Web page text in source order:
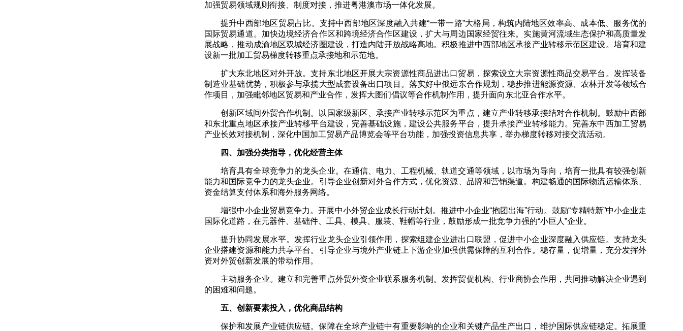
加强贸易领域规则衔接、制度对接，推进粤港澳市场一体化发展。
提升中西部地区贸易占比。支持中西部地区深度融入共建“一带一路”大格局，构筑内陆地区效率高、成本低、服务优的
国际贸易通道。加快边境经济合作区和跨境经济合作区建设，扩大与周边国家经贸往来。实施黄河流域生态保护和高质量发
展战略，推动成渝地区双城经济圈建设，打造内陆开放战略高地。积极推进中西部地区承接产业转移示范区建设。培育和建
设新一批加工贸易梯度转移重点承接地和示范地。
扩大东北地区对外开放。支持东北地区开展大宗资源性商品进出口贸易，探索设立大宗资源性商品交易平台。发挥装备
制造业基础优势，积极参与承揽大型成套设备出口项目。落实好中俄远东合作规划，稳步推进能源资源、农林开发等领域合
作项目，加强毗邻地区贸易和产业合作，发挥大图们倡议等合作机制作用，提升面向东北亚合作水平。
创新区域间外贸合作机制。以国家级新区、承接产业转移示范区为重点，建立产业转移承接结对合作机制。鼓励中西部
和东北重点地区承接产业转移平台建设，完善基础设施，建设公共服务平台，提升承接产业转移能力。完善东中西加工贸易
产业长效对接机制，深化中国加工贸易产品博览会等平台功能，加强投资信息共享，举办梯度转移对接交流活动。
四、加强分类指导，优化经营主体
培育具有全球竞争力的龙头企业。在通信、电力、工程机械、轨道交通等领域，以市场为导向，培育一批具有较强创新
能力和国际竞争力的龙头企业。引导企业创新对外合作方式，优化资源、品牌和营销渠道。构建畅通的国际物流运输体系、
资金结算支付体系和海外服务网络。
增强中小企业贸易竞争力。开展中小外贸企业成长行动计划。推进中小企业“抱团出海”行动。鼓励“专精特新”中小企业走
国际化道路，在元器件、基础件、工具、模具、服装、鞋帽等行业，鼓励形成一批竞争力强的“小巨人”企业。
提升协同发展水平。发挥行业龙头企业引领作用，探索组建企业进出口联盟，促进中小企业深度融入供应链。支持龙头
企业搭建资源和能力共享平台。引导企业与境外产业链上下游企业加强供需保障的互利合作。稳存量，促增量，充分发挥外
资对外贸创新发展的带动作用。
主动服务企业。建立和完善重点外贸外资企业联系服务机制。发挥贸促机构、行业商协会作用，共同推动解决企业遇到
的困难和问题。
五、创新要素投入，优化商品结构
保护和发展产业链供应链。保障在全球产业链中有重要影响的企业和关键产品生产出口，维护国际供应链稳定。拓展重